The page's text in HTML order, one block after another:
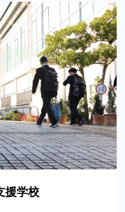
援学校